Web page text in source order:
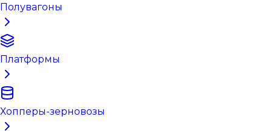
Полувагоны
Платформы
Хопперы-зерновозы